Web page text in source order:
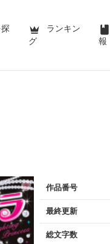
ランキン
グ
報
作品番号
最終更新
総文字数